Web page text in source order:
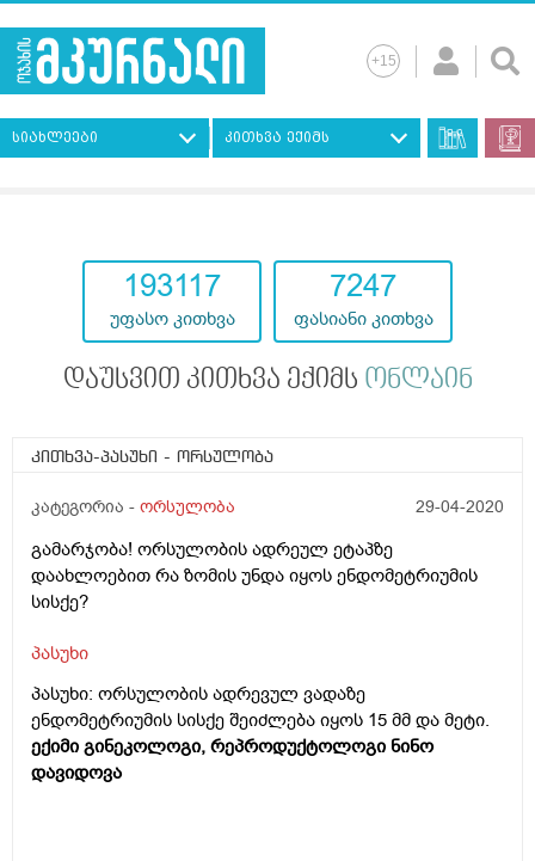
სიახლეები კითხვა ექიმს
193117
უფასო კითხვა
7247
ფასიანი კითხვა
დაუსვით კითხვა ექიმს ონლაინ
კითხვა-პასუხი - ორსულობა
კატეგორია - ორსულობა 29-04-2020
გამარჯობა! ორსულობის ადრეულ ეტაპზე
დაახლოებით რა ზომის უნდა იყოს ენდომეტრიუმის
სისქე?
პასუხი
პასუხი: ორსულობის ადრევულ ვადაზე
ენდომეტრიუმის სისქე შეიძლება იყოს 15 მმ და მეტი.
ექიმი გინეკოლოგი, რეპროდუქტოლოგი ნინო
დავიდოვა